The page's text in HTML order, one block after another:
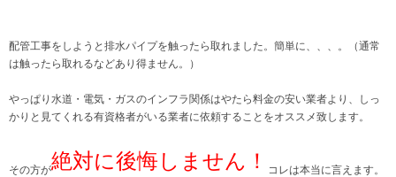
配管工事をしようと排水パイプを触ったら取れました。簡単に、、、。（通常
は触ったら取れるなどあり得ません。）
やっぱり水道・電気・ガスのインフラ関係はやたら料金の安い業者より、しっ
かりと見てくれる有資格者がいる業者に依頼することをオススメ致します。
その方が絶対に後悔しません！ コレは本当に言えます。